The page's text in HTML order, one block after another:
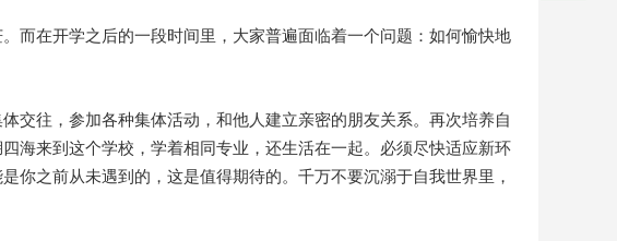
而在开学之后的一段时间里，大家普遍面临着一个问题：如何愉快地
交往，参加各种集体活动，和他人建立亲密的朋友关系。再次培养自
海来到这个学校，学着相同专业，还生活在一起。必须尽快适应新环
你之前从未遇到的，这是值得期待的。千万不要沉溺于自我世界里，